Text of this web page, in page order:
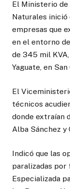
El Ministerio de
Naturales inició
empresas que
en el entorno
de 345 mil
Yaguate, en
El
técnicos
donde extraían
Alba Sánchez y
Indicó que las
paralizadas por
Especializada